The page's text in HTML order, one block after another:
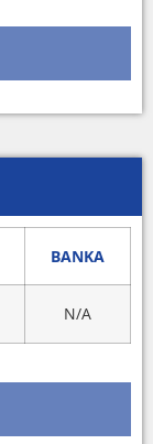
BANKA
N/A